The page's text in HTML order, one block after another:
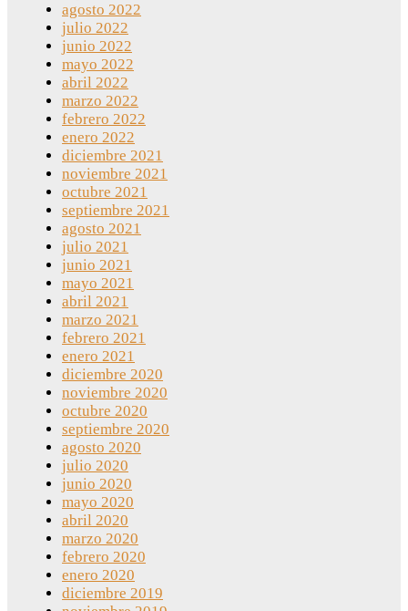
agosto 2022
julio 2022
junio 2022
mayo 2022
abril 2022
marzo 2022
febrero 2022
enero 2022
diciembre 2021
noviembre 2021
octubre 2021
septiembre 2021
agosto 2021
julio 2021
junio 2021
mayo 2021
abril 2021
marzo 2021
febrero 2021
enero 2021
diciembre 2020
noviembre 2020
octubre 2020
septiembre 2020
agosto 2020
julio 2020
junio 2020
mayo 2020
abril 2020
marzo 2020
febrero 2020
enero 2020
diciembre 2019